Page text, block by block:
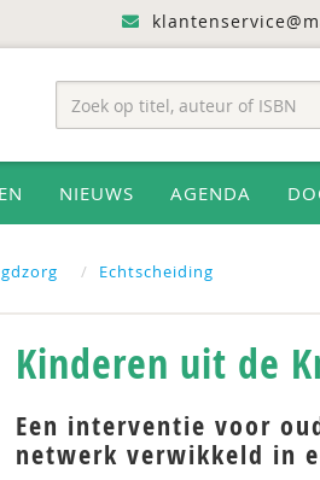
NIEUWS AGENDA
Echtscheiding
Kinderen uit de
Een interventie voor
netwerk verwikkeld in